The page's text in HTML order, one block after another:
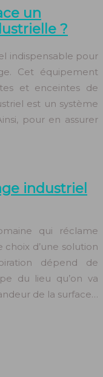
un
?
indispensable pour
Cet équipement
et enceintes de
est un système
pour en assurer
industriel
qui réclame
d’une solution
dépend de
du lieu qu’on va
de la surface…